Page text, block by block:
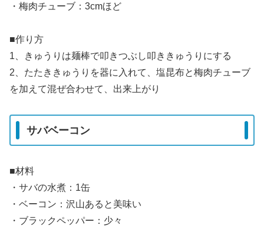
・梅肉チューブ：3cmほど
■作り方
1、きゅうりは麺棒で叩きつぶし叩ききゅうりにする
2、たたききゅうりを器に入れて、塩昆布と梅肉チューブ
を加えて混ぜ合わせて、出来上がり
サバベーコン
■材料
・サバの水煮：1缶
・ベーコン：沢山あると美味い
・ブラックペッパー：少々